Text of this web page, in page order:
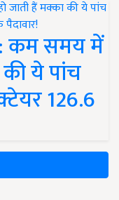
कम समय में
ये पांच
126.6